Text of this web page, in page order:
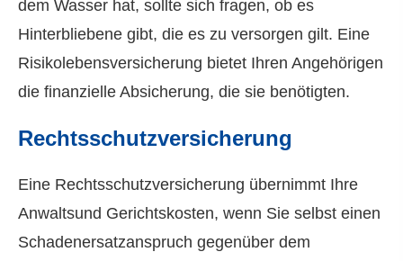
dem Wasser hat, sollte sich fragen, ob es
Hinterbliebene gibt, die es zu versorgen gilt. Eine
Risiko­lebens­ver­si­che­rung bietet Ihren Angehörigen
die finanzielle Absicherung, die sie benötigten.
Rechts­schutz­ver­si­che­rung
Eine Rechts­schutz­ver­si­che­rung übernimmt Ihre
Anwaltsund Gerichtskosten, wenn Sie selbst einen
Schadenersatzanspruch gegenüber dem